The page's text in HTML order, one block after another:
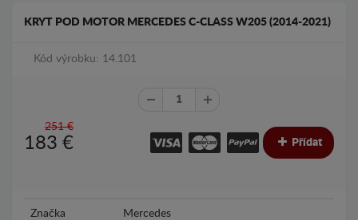
KRYT POD MOTOR MERCEDES C-CLASS W205 (2014-2021)
Kód výrobku: 14.101
251 €
183 € Přídat
Značka Mercedes